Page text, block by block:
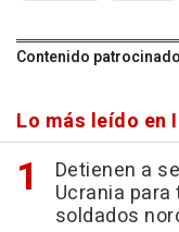
Contenido patrocinado
Lo más leído en
Detienen a
Ucrania
soldados